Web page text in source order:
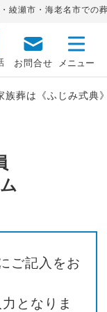
綾瀬市・海老名市での
お問合せ
族葬は《ふじみ式典
ご記入をお
となりま